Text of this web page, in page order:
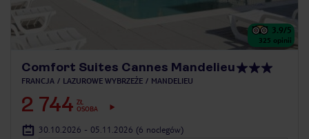
3.9/5
325 opinii
Comfort Suites Cannes Mandelieu
FRANCJA LAZUROWE WYBRZEŻE MANDELIEU
2 744 ZŁ
OSOBA
30.10.2026 - 05.11.2026 (6 noclegów)